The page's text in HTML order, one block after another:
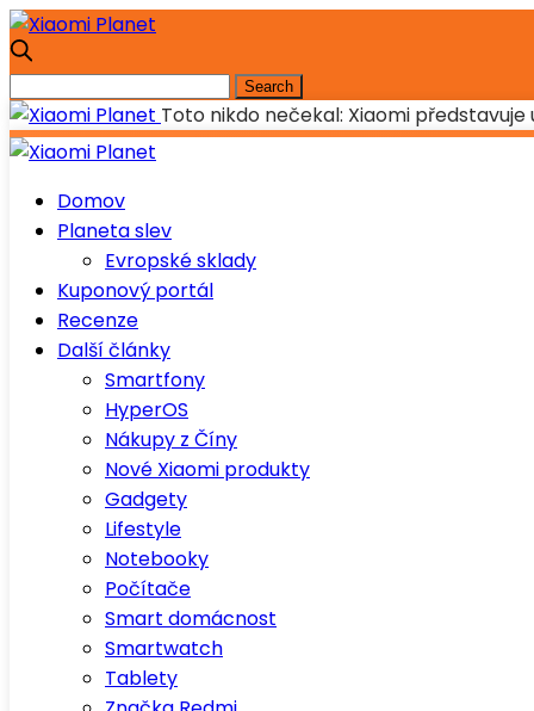
Toto nikdo nečekal: Xiaomi
Domov
Planeta slev
Evropské sklady
Kuponový portál
Recenze
Další články
Smartfony
HyperOS
Nákupy z Číny
Nové Xiaomi produkty
Gadgety
Lifestyle
Notebooky
Počítače
Smart domácnost
Smartwatch
Tablety